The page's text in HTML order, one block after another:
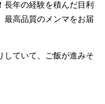
長年の経験を積んだ目利
最高品質のメンマをお届
ていて、 ご飯が進みそ